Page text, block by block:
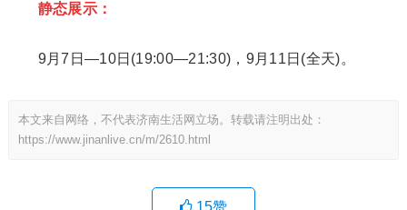
静态展示：
9月7日—10日(19:00—21:30)，9月11日(全天)。
本文来自网络，不代表济南生活网立场。转载请注明出处：
https://www.jinanlive.cn/m/2610.html
15赞